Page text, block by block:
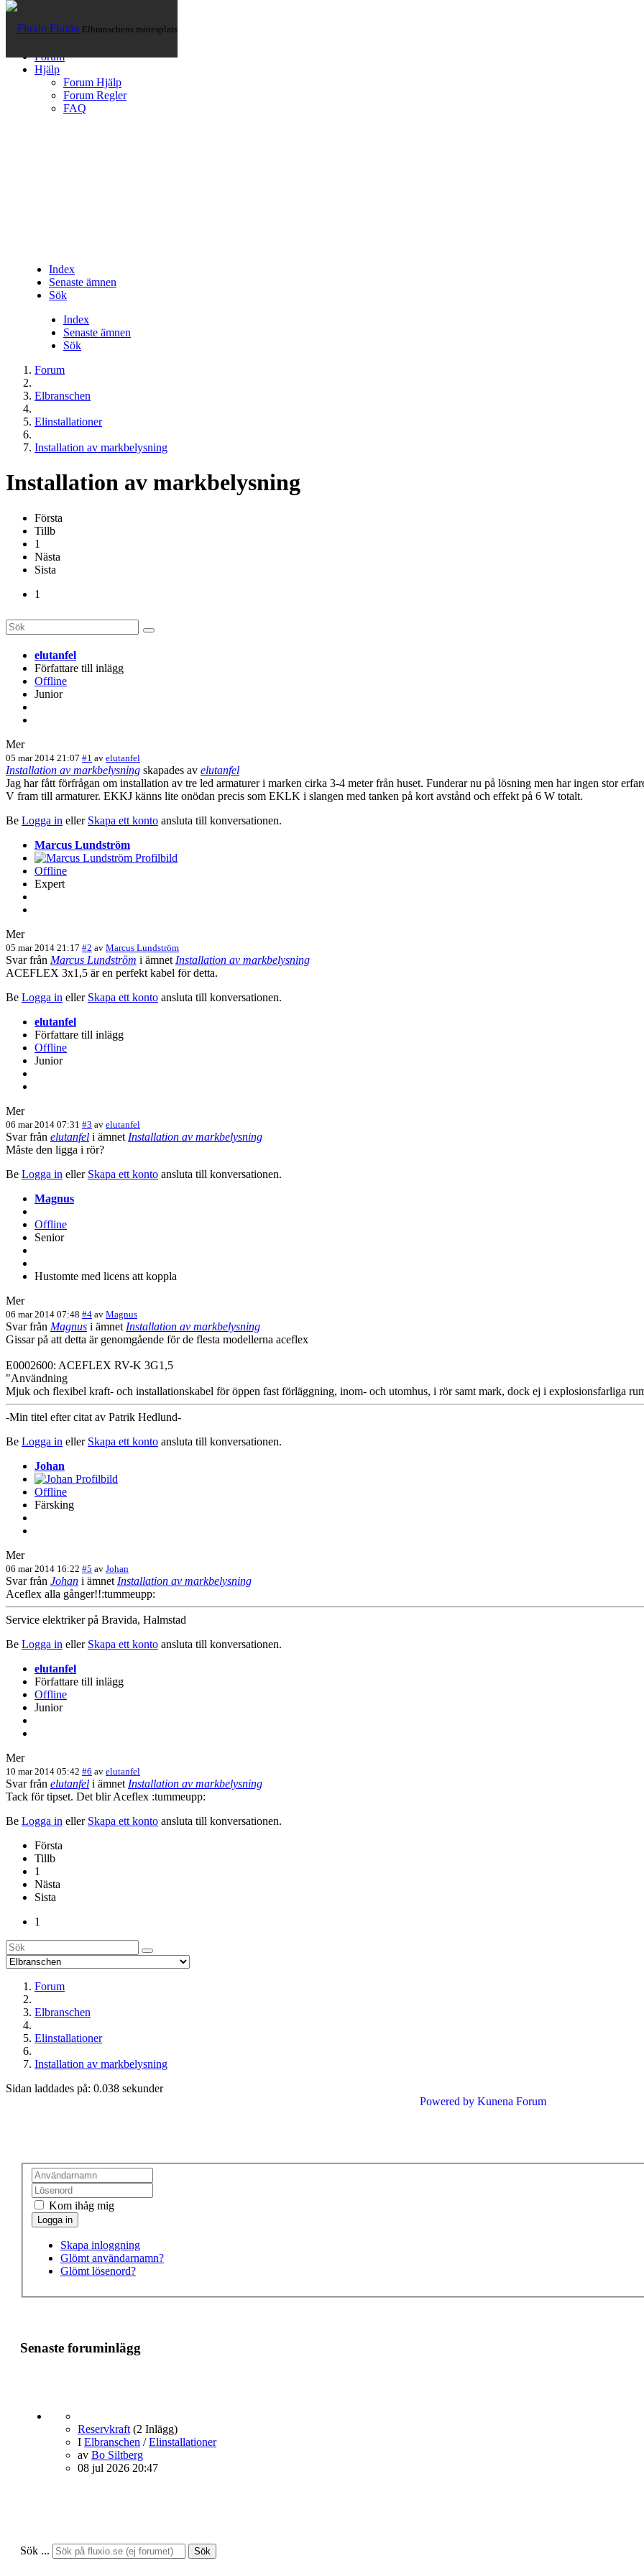
Fluxio Elbranschens mötesplats
Hem
Forum
Hjälp
Forum Hjälp
Forum Regler
FAQ
Index
Senaste ämnen
Sök
Index
Senaste ämnen
Sök
Forum
Elbranschen
Elinstallationer
Installation av markbelysning
Installation av markbelysning
Första
Tillb
1
Nästa
Sista
1
elutanfel
Författare till inlägg
Offline
Junior
Mer
05 mar 2014 21:07 #1 av elutanfel
Installation av markbelysning skapades av elutanfel
Jag har fått förfrågan om installation av tre led armaturer i marken cirka 3-4 meter från huset. Funderar nu på lösning men har ingen stor
V fram till armaturer. EKKJ känns lite onödan precis som EKLK i slangen med tanken på kort avstånd och effekt på 6 W totalt.
Be Logga in eller Skapa ett konto ansluta till konversationen.
Marcus Lundström
Offline
Expert
Mer
05 mar 2014 21:17 #2 av Marcus Lundström
Svar från Marcus Lundström i ämnet Installation av markbelysning
ACEFLEX 3x1,5 är en perfekt kabel för detta.
Be Logga in eller Skapa ett konto ansluta till konversationen.
elutanfel
Författare till inlägg
Offline
Junior
Mer
06 mar 2014 07:31 #3 av elutanfel
Svar från elutanfel i ämnet Installation av markbelysning
Måste den ligga i rör?
Be Logga in eller Skapa ett konto ansluta till konversationen.
Magnus
Offline
Senior
Hustomte med licens att koppla
Mer
06 mar 2014 07:48 #4 av Magnus
Svar från Magnus i ämnet Installation av markbelysning
Gissar på att detta är genomgående för de flesta modellerna aceflex
E0002600: ACEFLEX RV-K 3G1,5
"Användning
Mjuk och flexibel kraft- och installationskabel för öppen fast förläggning, inom- och utomhus, i rör samt mark, dock ej i explosionsfarliga
-Min titel efter citat av Patrik Hedlund-
Be Logga in eller Skapa ett konto ansluta till konversationen.
Johan
Offline
Färsking
Mer
06 mar 2014 16:22 #5 av Johan
Svar från Johan i ämnet Installation av markbelysning
Aceflex alla gånger!!:tummeupp:
Service elektriker på Bravida, Halmstad
Be Logga in eller Skapa ett konto ansluta till konversationen.
elutanfel
Författare till inlägg
Offline
Junior
Mer
10 mar 2014 05:42 #6 av elutanfel
Svar från elutanfel i ämnet Installation av markbelysning
Tack för tipset. Det blir Aceflex :tummeupp:
Be Logga in eller Skapa ett konto ansluta till konversationen.
Första
Tillb
1
Nästa
Sista
1
Forum
Elbranschen
Elinstallationer
Installation av markbelysning
Sidan laddades på: 0.038 sekunder
Powered by Kunena Forum
Kom ihåg mig
Skapa inloggning
Glömt användarnamn?
Glömt lösenord?
Senaste foruminlägg
Reservkraft (2 Inlägg)
I Elbranschen /Elinstallationer
av Bo Siltberg
08 jul 2026 20:47
Sök ... Sök